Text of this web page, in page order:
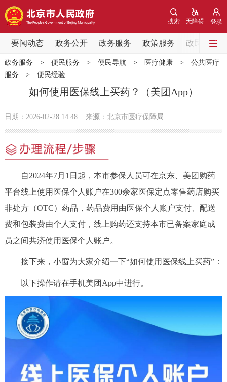
登录
无障碍
搜索
要闻动态 政务公开 政务服务 政策服务 政民互动
要闻动态
党中央精神 国务院信息 中央部委动态
北京要闻 会议信息 部门动态
各区热点
政务公开
市领导 机构职能 政策服务
政策兑现 政策解读 回应关切
决策公开 专题公开
政务服务
便民服务
中介服务
政民互动
政务服务 > 便民服务 > 便民导航 > 医疗健康> 公共医疗
服务 > 便民经验
如何使用医保线上买药？（美团App）
日期：2026-02-28 14:48 来源：北京市医疗保障局
自2024年7月1日起，本市参保人员可在京东、美团购药
平台线上使用医保个人账户在300余家医保定点零售药店购买
非处方（OTC）药品，药品费用由医保个人账户支付、配送
费和包装费由个人支付，线上购药还支持本市已备案家庭成
员之间共济使用医保个人账户。
接下来，小窗为大家介绍一下“如何使用医保线上买药”：
以下操作请在手机美团App中进行。